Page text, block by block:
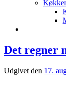
Det regner
Udgivet den 17.